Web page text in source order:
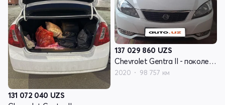
131 072 040 UZS
137 029 860 UZS
Chevrolet Gentra II - поколение
2020 98 757 км